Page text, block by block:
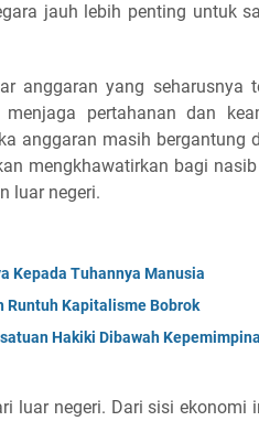
jauh lebih penting untuk
anggaran yang seharusnya
pertahanan dan
anggaran masih bergantung
mengkhawatirkan bagi nasib
luar negeri.
Kepada Tuhannya Manusia
Runtuh Kapitalisme Bobrok
Hakiki Dibawah
luar negeri. Dari sisi ekonomi